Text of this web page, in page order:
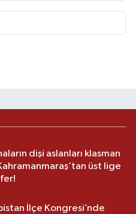
dişi aslanları klasman
üst lige
İlçe Kongresi’nde